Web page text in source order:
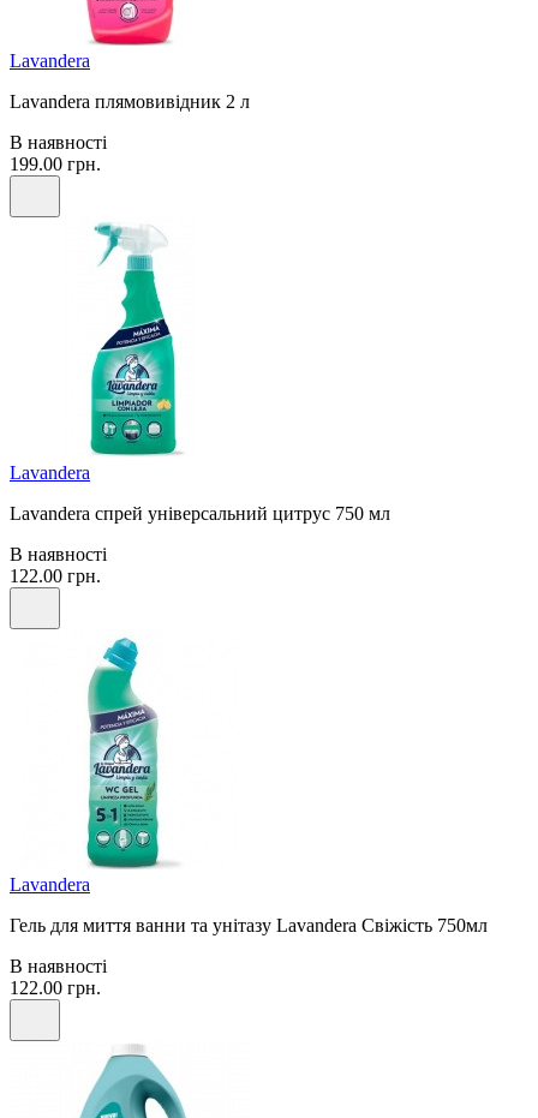
Lavandera
Lavandera плямовивідник 2 л
В наявності
199.00 грн.
Lavandera
Lavandera спрей універсальний цитрус 750 мл
В наявності
122.00 грн.
Lavandera
Гель для миття ванни та унітазу Lavandera Свіжість 750мл
В наявності
122.00 грн.